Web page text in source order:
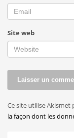
Site web
Ce site utilise Akismet
la façon dont les